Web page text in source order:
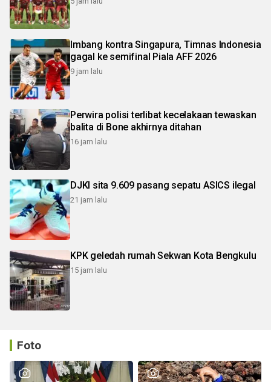
Imbang kontra Singapura, Timnas Indonesia
gagal ke semifinal Piala AFF 2026
9 jam lalu
Perwira polisi terlibat kecelakaan tewaskan
balita di Bone akhirnya ditahan
16 jam lalu
DJKI sita 9.609 pasang sepatu ASICS ilegal
21 jam lalu
KPK geledah rumah Sekwan Kota Bengkulu
15 jam lalu
Foto